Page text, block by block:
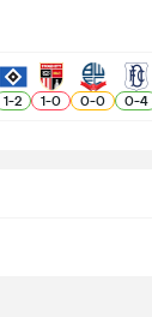
1-2 1-0 0-0 0-4